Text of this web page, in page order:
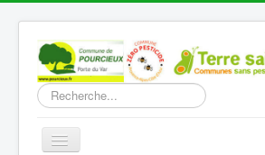
Rechercher
Basculer